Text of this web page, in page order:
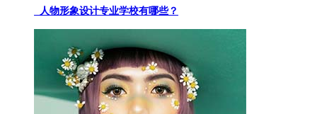
人物形象设计专业学校有哪些？